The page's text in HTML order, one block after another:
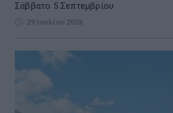
Σάββατο 5 Σεπτεμβρίου
29 Ιουλίου 2026